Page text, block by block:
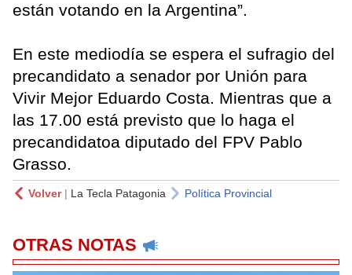
están votando en la Argentina”.
En este mediodía se espera el sufragio del
precandidato a senador por Unión para
Vivir Mejor Eduardo Costa. Mientras que a
las 17.00 está previsto que lo haga el
precandidatoa diputado del FPV Pablo
Grasso.
Volver| La Tecla Patagonia Política Provincial
OTRAS NOTAS